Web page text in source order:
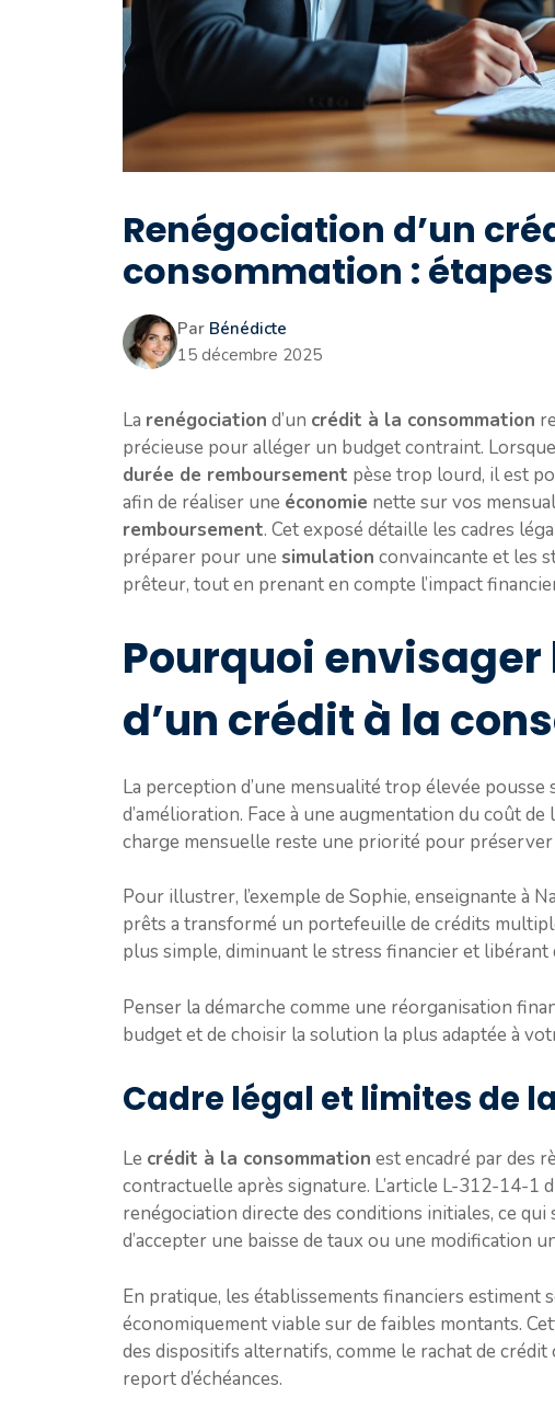
Renégociation d’un
consommation :
Par Bénédicte
15 décembre 2025
La renégociation d’un crédit à la consommation
précieuse pour alléger un budget contraint.
durée de remboursement pèse trop lourd, il est
afin de réaliser une économie nette sur vos
remboursement. Cet exposé détaille les cadres
préparer pour une simulation convaincante et les
prêteur, tout en prenant en compte l’impact
Pourquoi
d’un crédit à la
La perception d’une mensualité trop élevée
d’amélioration. Face à une augmentation du coût
charge mensuelle reste une priorité pour
Pour illustrer, l’exemple de Sophie, enseignante à
prêts a transformé un portefeuille de crédits
plus simple, diminuant le stress financier et
Penser la démarche comme une réorganisation
budget et de choisir la solution la plus adaptée à
Cadre légal et limites de
Le crédit à la consommation est encadré par des
contractuelle après signature. L’article L-312-14-1
renégociation directe des conditions initiales, ce qui
d’accepter une baisse de taux ou une modification
En pratique, les établissements financiers estiment
économiquement viable sur de faibles montants.
des dispositifs alternatifs, comme le rachat de
report d’échéances.